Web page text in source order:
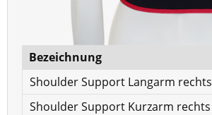
Bezeichnung
Shoulder Support Langarm rechts
Shoulder Support Kurzarm rechts